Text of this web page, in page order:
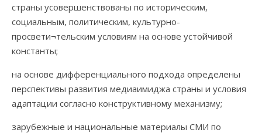
страны усовершенствованы по историческим,
социальным, политическим, культурно-
просвети¬тельским условиям на основе устойчивой
константы;
на основе дифференциального подхода определены
перспективы развития медиаимиджа страны и условия
адаптации согласно конструктивному механизму;
зарубежные и национальные материалы СМИ по